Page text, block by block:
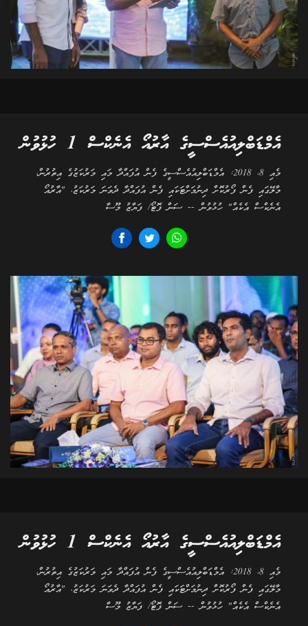
އެމްޑަބްލިއުއެސްސީގެ އާރުއޯ އެނެކްސް 1 ހުޅުވުން
މެއި 8، 2018: އެމްޑަބްލިއުއެސްސީގެ ފެން އުފައްދާ މައި މަރުކަޒުގެ އިތުރުން،
މާލޭގައި ފެން ފޯރުކޮށް ދިނުމަށްޓަކައި ފެން އުފައްދާ ދެވަނަ މަރުކަޒު، "އާރުއޯ
އެނެކްސް އެކެއް" ހުޅުވުން -- ސަން ފޮޓޯ/ ފަޔާޒު މޫސާ
އެމްޑަބްލިއުއެސްސީގެ އާރުއޯ އެނެކްސް 1 ހުޅުވުން
މެއި 8، 2018: އެމްޑަބްލިއުއެސްސީގެ ފެން އުފައްދާ މައި މަރުކަޒުގެ އިތުރުން،
މާލޭގައި ފެން ފޯރުކޮށް ދިނުމަށްޓަކައި ފެން އުފައްދާ ދެވަނަ މަރުކަޒު، "އާރުއޯ
އެނެކްސް އެކެއް" ހުޅުވުން -- ސަން ފޮޓޯ/ ފަޔާޒު މޫސާ